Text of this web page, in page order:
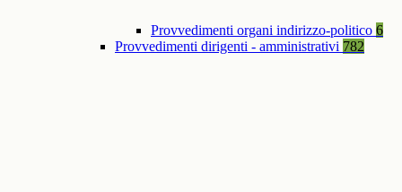
Provvedimenti organi indirizzo-politico 6
Provvedimenti dirigenti - amministrativi 782